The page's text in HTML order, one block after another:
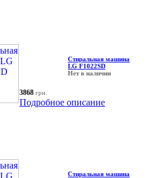
Стиральная машина
LG F1022SD
Нет в наличии
3868 грн.
Подробное описание
Стиральная машина